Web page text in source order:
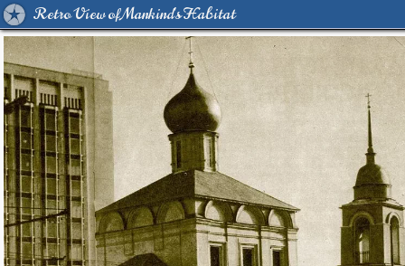
Retro View of Mankind's Habitat